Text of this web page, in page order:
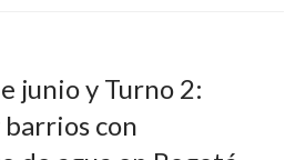
junio y Turno 2:
barrios con